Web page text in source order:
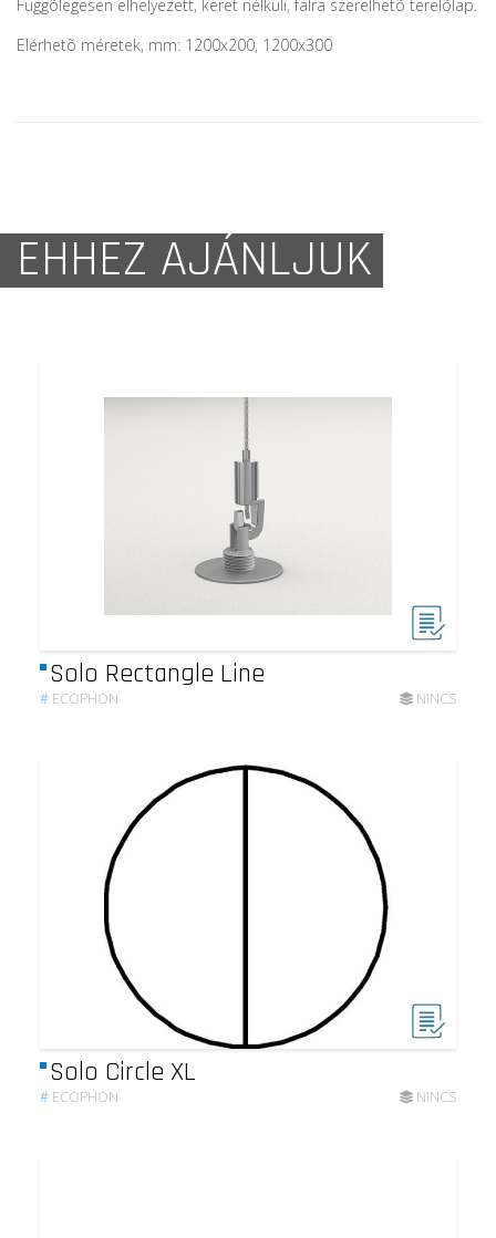
Függõlegesen elhelyezett, keret nélküli, falra szerelhetõ terelõlap.
Elérhetõ méretek, mm: 1200x200, 1200x300
EHHEZ AJÁNLJUK
Solo Rectangle Line
# ECOPHON NINCS
Solo Circle XL
# ECOPHON NINCS